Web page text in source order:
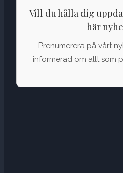
Vill du hålla dig
här
Prenumerera på vårt
informerad om allt som